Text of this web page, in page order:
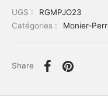
UGS :
RGMPJO23
Catégories :
Monier-
Share